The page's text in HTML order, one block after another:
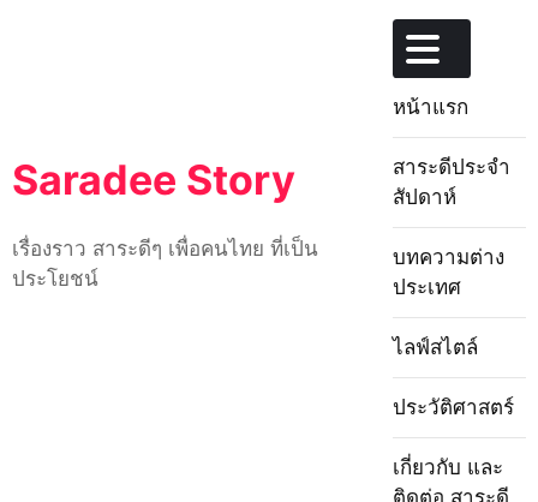
Saradee Story
เรื่องราว สาระดีๆ เพื่อคนไทย ที่เป็น
ประโยชน์
หน้าแรก
สาระดีประจำ
สัปดาห์
+
บทความต่าง
ประเทศ
ไลฟ์สไตล์
ประวัติศาสตร์
+
เกี่ยวกับ และ
ติดต่อ สาระดี
+